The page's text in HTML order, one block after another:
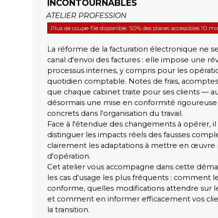
INCONTOURNABLES
ATELIER PROFESSION
Plus de coupe-file disponible. 50% des places accessibles 10
La réforme de la facturation électronique ne
canal d'envoi des factures : elle impose une
processus internes, y compris pour les
quotidien comptable. Notes de frais,
que chaque cabinet traite pour ses clients —
désormais une mise en conformité
concrets dans l'organisation du travail.
Face à l'étendue des changements à opérer,
distinguer les impacts réels des fausses
clairement les adaptations à mettre en œuvre
d'opération.
Cet atelier vous accompagne dans cette
les cas d'usage les plus fréquents : comment
conforme, quelles modifications attendre sur
et comment en informer efficacement vos
la transition.